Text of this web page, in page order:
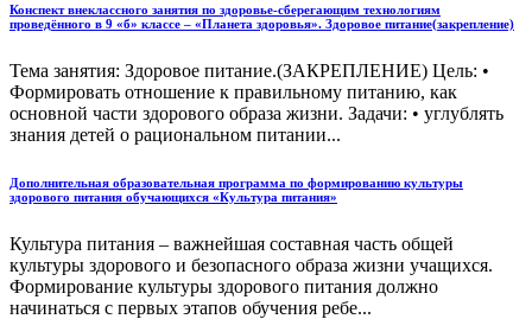
Конспект внеклассного занятия по здоровье-сберегающим технологиям
проведённого в 9 «б» классе – «Планета здоровья». Здоровое питание(закрепление)
Тема занятия: Здоровое питание.(ЗАКРЕПЛЕНИЕ) Цель: •
Формировать отношение к правильному питанию, как
основной части здорового образа жизни. Задачи: • углублять
знания детей о рациональном питании...
Дополнительная образовательная программа по формированию культуры
здорового питания обучающихся «Культура питания»
Культура питания – важнейшая составная часть общей
культуры здорового и безопасного образа жизни учащихся.
Формирование культуры здорового питания должно
начинаться с первых этапов обучения ребе...